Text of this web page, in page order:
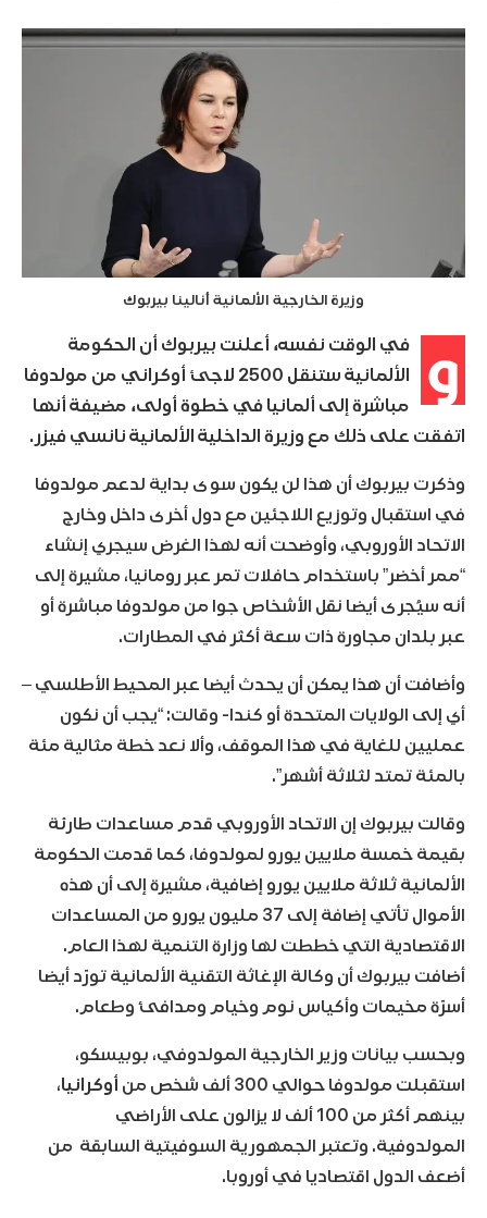
وزيرة الخارجية الألمانية أنالينا بيربوك
و
في الوقت نفسه، أعلنت بيربوك أن الحكومة
الألمانية ستنقل 2500 لاجئ أوكراني من مولدوفا
مباشرة إلى ألمانيا في خطوة أولى، مضيفة أنها
اتفقت على ذلك مع وزيرة الداخلية الألمانية نانسي فيزر.
وذكرت بيربوك أن هذا لن يكون سوى بداية لدعم مولدوفا
في استقبال وتوزيع اللاجئين مع دول أخرى داخل وخارج
الاتحاد الأوروبي، وأوضحت أنه لهذا الغرض سيجري إنشاء
“ممر أخضر” باستخدام حافلات تمر عبر رومانيا، مشيرة إلى
أنه سيُجرى أيضا نقل الأشخاص جوا من مولدوفا مباشرة أو
عبر بلدان مجاورة ذات سعة أكثر في المطارات.
وأضافت أن هذا يمكن أن يحدث أيضا عبر المحيط الأطلسي –
أي إلى الولايات المتحدة أو كندا- وقالت: “يجب أن نكون
عمليين للغاية في هذا الموقف، وألا نعد خطة مثالية مئة
بالمئة تمتد لثلاثة أشهر”.
وقالت بيربوك إن الاتحاد الأوروبي قدم مساعدات طارئة
بقيمة خمسة ملايين يورو لمولدوفا، كما قدمت الحكومة
الألمانية ثلاثة ملايين يورو إضافية، مشيرة إلى أن هذه
الأموال تأتي إضافة إلى 37 مليون يورو من المساعدات
الاقتصادية التي خططت لها وزارة التنمية لهذا العام.
أضافت بيربوك أن وكالة الإغاثة التقنية الألمانية تورّد أيضا
أسرّة مخيمات وأكياس نوم وخيام ومدافئ وطعام.
وبحسب بيانات وزير الخارجية المولدوفي، بوبيسكو،
استقبلت مولدوفا حوالي 300 ألف شخص من
أوكرانيا،
بينهم أكثر من 100 ألف لا يزالون على الأراضي
المولدوفية. وتعتبر الجمهورية السوفيتية السابقة من
أضعف الدول اقتصاديا في أوروبا.